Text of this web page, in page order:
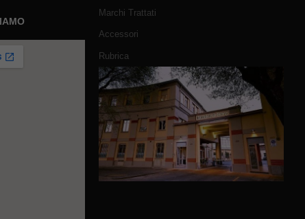
Marchi Trattati
Accessori
Rubrica